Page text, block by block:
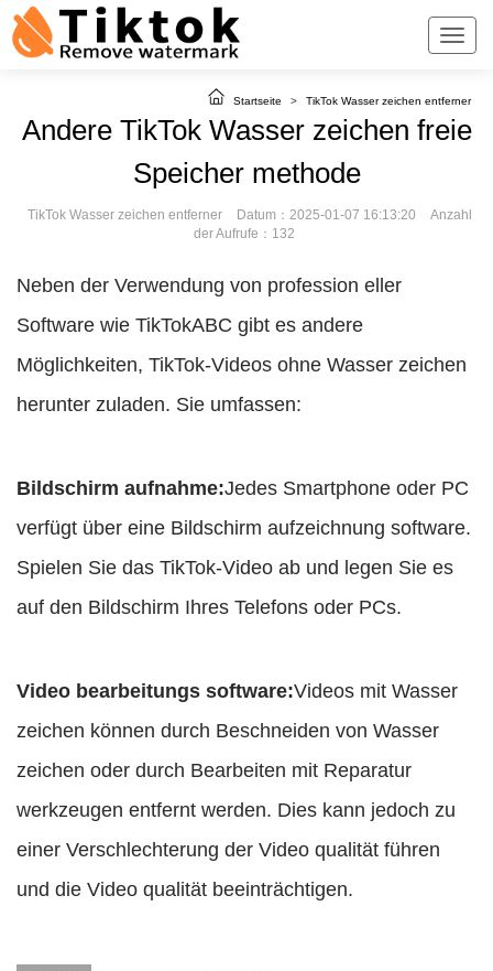
Startseite > TikTok Wasser zeichen entferner
Andere TikTok Wasser zeichen freie
Speicher methode
TikTok Wasser zeichen entferner Datum：2025-01-07 16:13:20
Anzahl
der Aufrufe：132
Neben der Verwendung von profession eller
Software wie TikTokABC gibt es andere
Möglichkeiten, TikTok-Videos ohne Wasser zeichen
herunter zuladen. Sie umfassen:
Bildschirm aufnahme:Jedes Smartphone oder PC
verfügt über eine Bildschirm aufzeichnung software.
Spielen Sie das TikTok-Video ab und legen Sie es
auf den Bildschirm Ihres Telefons oder PCs.
Video bearbeitungs software:Videos mit Wasser
zeichen können durch Beschneiden von Wasser
zeichen oder durch Bearbeiten mit Reparatur
werkzeugen entfernt werden. Dies kann jedoch zu
einer Verschlechterung der Video qualität führen
und die Video qualität beeinträchtigen.